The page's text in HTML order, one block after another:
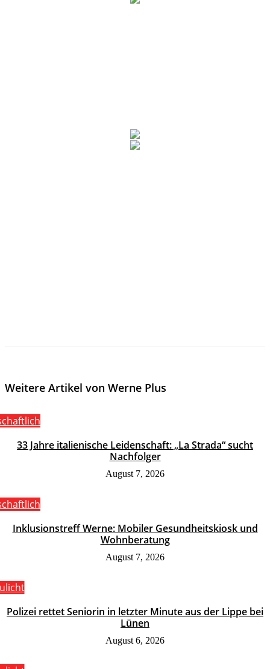
Weitere Artikel von Werne Plus
33 Jahre italienische Leidenschaft: „La Strada“ sucht
Nachfolger
August 7, 2026
Inklusionstreff Werne: Mobiler Gesundheitskiosk und
Wohnberatung
August 7, 2026
Polizei rettet Seniorin in letzter Minute aus der Lippe bei
Lünen
August 6, 2026